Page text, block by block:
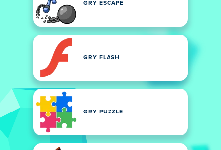
GRY ESCAPE
GRY FLASH
GRY PUZZLE